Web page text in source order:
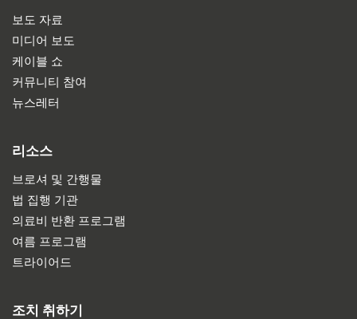
보도 자료
미디어 보도
케이블 쇼
커뮤니티 참여
뉴스레터
리소스
브로셔 및 간행물
법 집행 기관
의료비 반환 프로그램
여름 프로그램
트라이어드
조치 취하기